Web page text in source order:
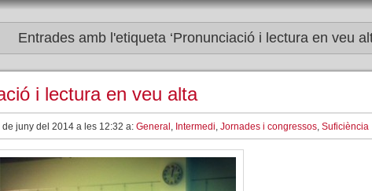
Entrades amb l'etiqueta ‘Pronunciació i lectura en veu
i lectura en veu alta
de juny del 2014 a les 12:32 a: General , Intermedi, Jornades i congressos, Suficiència